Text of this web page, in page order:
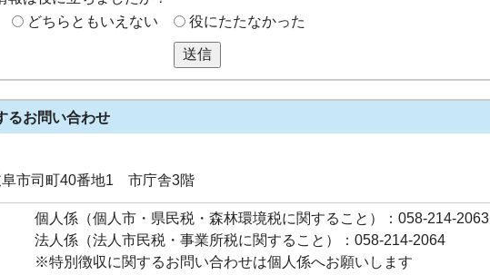
どちらともいえない 役にたたなかった
送信
るお問い合わせ
市司町40番地1 市庁舎3階
個人係（個人市・県民税・森林環境税に関すること）：058-214-2063
法人係（法人市民税・事業所税に関すること）：058-214-2064
※特別徴収に関するお問い合わせは個人係へお願いします